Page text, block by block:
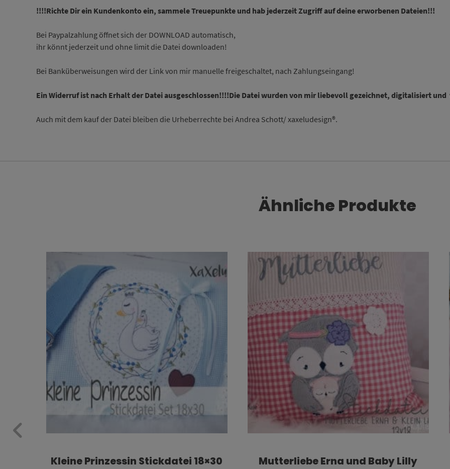
!!!!Richte Dir ein Kundenkonto ein, sammele Treuepunkte und hab jederzeit Zugriff auf deine erworbenen Dateien!!!
Bei Paypalzahlung öffnet sich der DOWNLOAD automatisch,
ihr könnt jederzeit und ohne limit die Datei downloaden!
Bei Banküberweisungen wird der Link von mir manuelle freigeschaltet, nach Zahlungseingang!
Ein Widerruf ist nach Erhalt der Datei ausgeschlossen!!!!Die Datei wurden von mir liebevoll gezeichnet, digitalisiert
Auch mit dem kauf der Datei bleiben die Urheberrechte bei Andrea Schott/ xaxeludesign®.
Ähnliche Produkte
Kleine Prinzessin Stickdatei 18×30 Mutterliebe Erna und Baby Lilly